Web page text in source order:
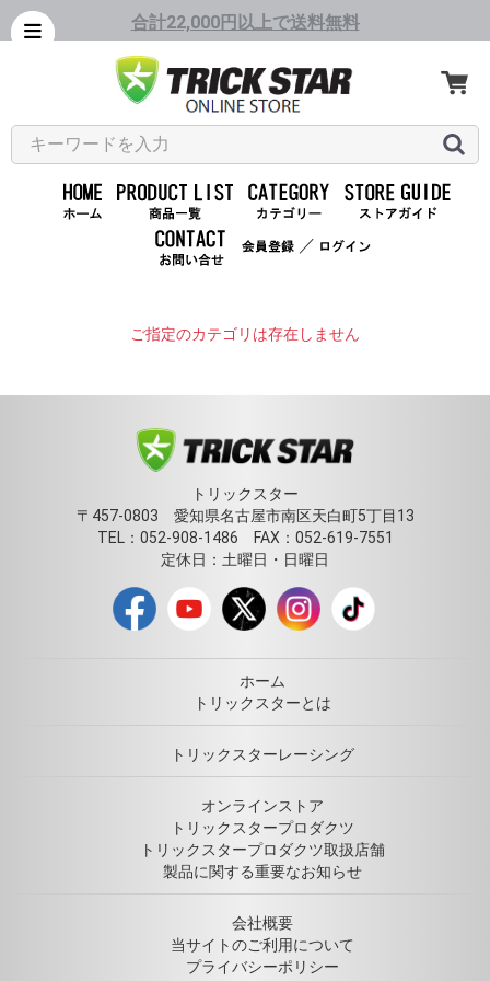
合計22,000円以上で送料無料
／
ご指定のカテゴリは存在しません
トリックスター
〒457-0803 愛知県名古屋市南区天白町5丁目13
TEL：052-908-1486 FAX：052-619-7551
定休日：土曜日・日曜日
ホーム
トリックスターとは
トリックスターレーシング
オンラインストア
トリックスタープロダクツ
トリックスタープロダクツ取扱店舗
製品に関する重要なお知らせ
会社概要
当サイトのご利用について
プライバシーポリシー